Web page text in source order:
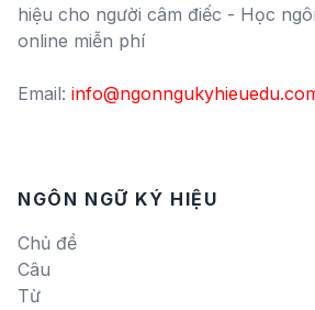
hiệu cho người câm điếc - Học
online miễn phí
Email:
NGÔN NGỮ KÝ HIỆU
Chủ đề
Câu
Từ